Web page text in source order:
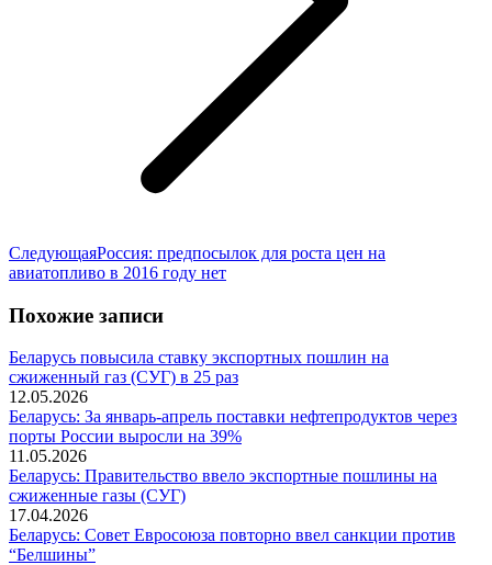
СледующаяСледующая
запись:
Россия: предпосылок для роста цен на
авиатопливо в 2016 году нет
Похожие записи
Беларусь повысила ставку экспортных пошлин на
сжиженный газ (СУГ) в 25 раз
12.05.2026
Беларусь: За январь-апрель поставки нефтепродуктов через
порты России выросли на 39%
11.05.2026
Беларусь: Правительство ввело экспортные пошлины на
сжиженные газы (СУГ)
17.04.2026
Беларусь: Совет Евросоюза повторно ввел санкции против
“Белшины”